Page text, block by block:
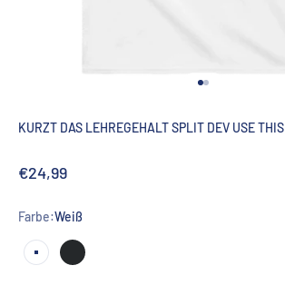
KURZT DAS LEHREGEHALT SPLIT DEV USE THIS
Angebot
€24,99
Farbe:Weiß
Weiß Schwarz